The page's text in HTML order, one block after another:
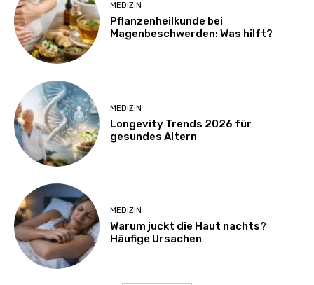
MEDIZIN
Pflanzenheilkunde bei
Magenbeschwerden: Was hilft?
MEDIZIN
Longevity Trends 2026 für
gesundes Altern
MEDIZIN
Warum juckt die Haut nachts?
Häufige Ursachen